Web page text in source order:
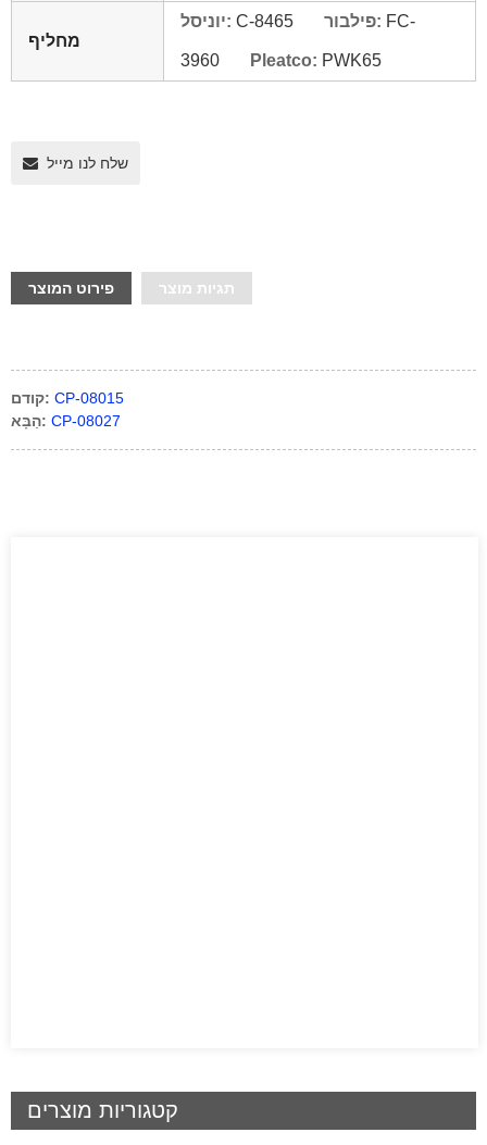
מחליף
יוניסל: C-8465 פילבור: FC-
3960 Pleatco: PWK65
שלח לנו מייל
פירוט המוצר תגיות מוצר
קודם: CP-08015
הַבָּא: CP-08027
קטגוריות מוצרים